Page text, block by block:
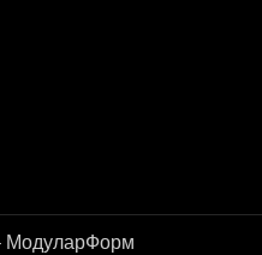
МодуларФорм